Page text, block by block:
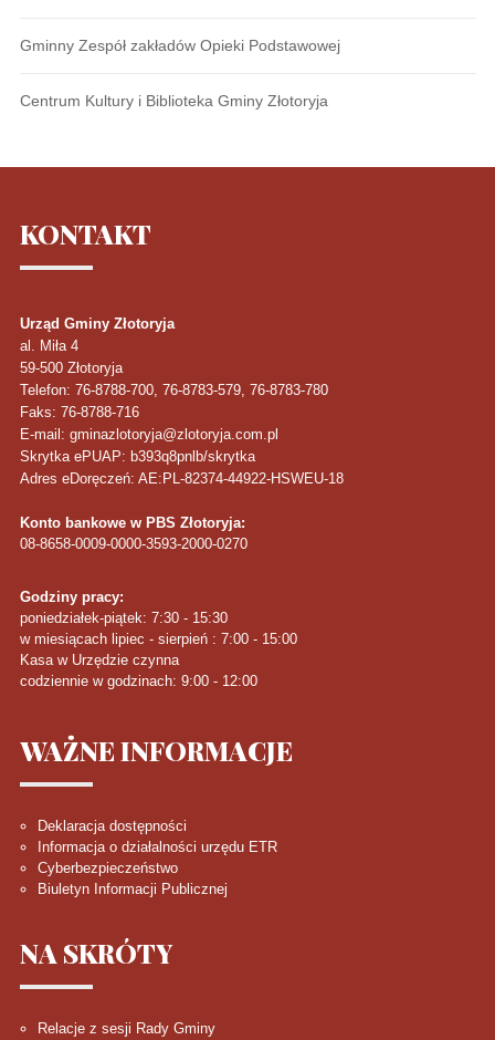
Gminny Zespół zakładów Opieki Podstawowej
Centrum Kultury i Biblioteka Gminy Złotoryja
KONTAKT
Urząd Gminy Złotoryja
al. Miła 4
59-500 Złotoryja
Telefon: 76-8788-700, 76-8783-579, 76-8783-780
Faks: 76-8788-716
E-mail: gminazlotoryja@zlotoryja.com.pl
Skrytka ePUAP: b393q8pnlb/skrytka
Adres eDoręczeń: AE:PL-82374-44922-HSWEU-18
Konto bankowe w PBS Złotoryja:
08-8658-0009-0000-3593-2000-0270
Godziny pracy:
poniedziałek-piątek: 7:30 - 15:30
w miesiącach lipiec - sierpień : 7:00 - 15:00
Kasa w Urzędzie czynna
codziennie w godzinach: 9:00 - 12:00
WAŻNEINFORMACJE
Deklaracja dostępności
Informacja o działalności urzędu ETR
Cyberbezpieczeństwo
Biuletyn Informacji Publicznej
NA SKRÓTY
Relacje z sesji Rady Gminy